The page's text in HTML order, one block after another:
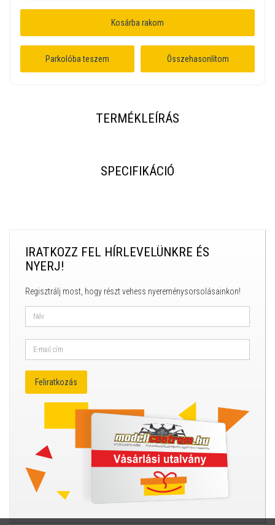
Kosárba rakom
Parkolóba teszem Összehasonlítom
TERMÉKLEÍRÁS
SPECIFIKÁCIÓ
IRATKOZZ FEL HÍRLEVELÜNKRE ÉS
NYERJ!
Regisztrálj most, hogy részt vehess nyereménysorsolásainkon!